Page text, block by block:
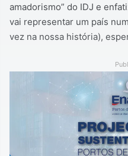
amadorismo” do IDJ e
vai representar um país
vez na nossa história),